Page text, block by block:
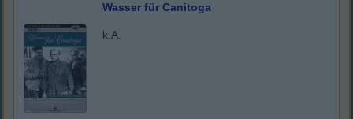
Wasser für Canitoga
k.A.